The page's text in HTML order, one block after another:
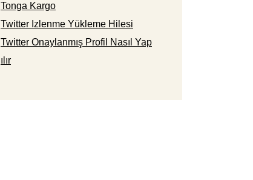
Tonga Kargo
Twitter Izlenme Yükleme Hilesi
Twitter Onaylanmış Profil Nasıl Yap
ılır